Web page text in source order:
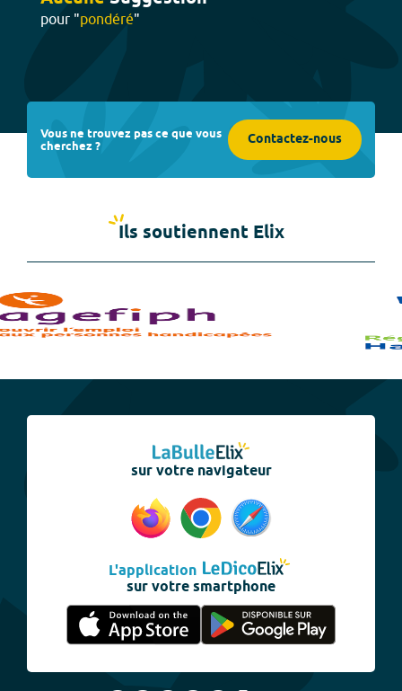
pour "pondéré"
Vous ne trouvez pas ce que vous
cherchez ? Contactez-nous
Ils soutiennent Elix
sur votre navigateur
L'application
sur votre smartphone